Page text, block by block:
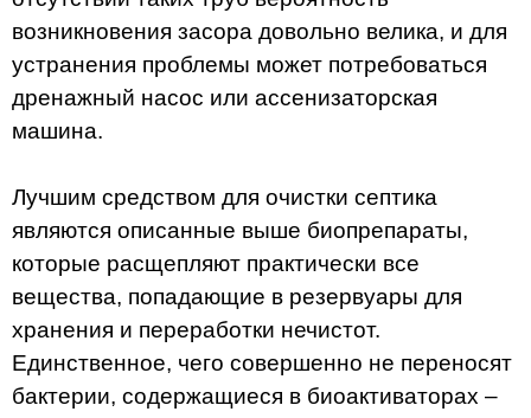
возникновения засора довольно велика, и для
устранения проблемы может потребоваться
дренажный насос или ассенизаторская
машина.
Лучшим средством для очистки септика
являются описанные выше биопрепараты,
которые расщепляют практически все
вещества, попадающие в резервуары для
хранения и переработки нечистот.
Единственное, чего совершенно не переносят
бактерии, содержащиеся в биоактиваторах –